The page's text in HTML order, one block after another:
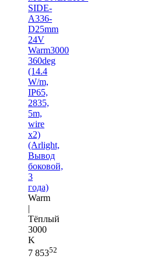
SIDE-
A336-
D25mm
24V
Warm3000
360deg
(14.4
W/m,
IP65,
2835,
5m,
wire
x2)
(Arlight,
Вывод
боковой,
3
года)
Warm
|
Тёплый
3000
K
7 85352